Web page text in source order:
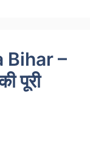
Bihar –
पूरी